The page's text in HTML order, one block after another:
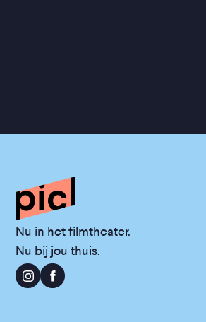
Nu in het filmtheater.
Nu bij jou thuis.